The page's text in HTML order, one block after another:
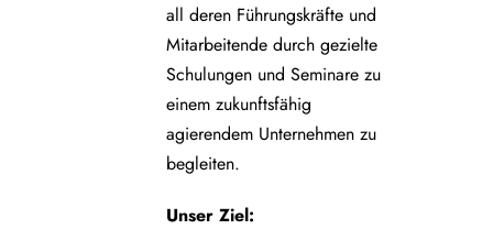
all deren Führungskräfte und
Mitarbeitende durch gezielte
Schulungen und Seminare zu
einem zukunftsfähig
agierendem Unternehmen zu
begleiten.
Unser Ziel: